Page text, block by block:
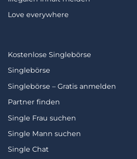
Love everywhere
Kostenlose Singlebörse
Singlebörse
Singlebörse – Gratis anmelden
Partner finden
Single Frau suchen
Single Mann suchen
Single Chat